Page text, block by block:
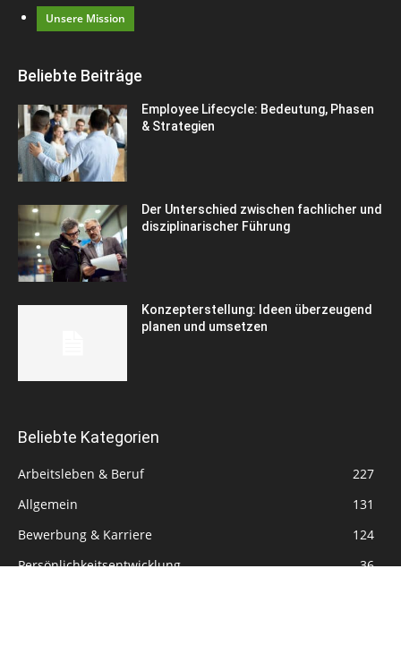
Unsere Mission
Beliebte Beiträge
Employee Lifecycle: Bedeutung, Phasen
& Strategien
Der Unterschied zwischen fachlicher und
disziplinarischer Führung
Konzepterstellung: Ideen überzeugend
planen und umsetzen
Beliebte Kategorien
Arbeitsleben & Beruf
227
Allgemein
131
Bewerbung & Karriere
124
Persönlichkeitsentwicklung
36